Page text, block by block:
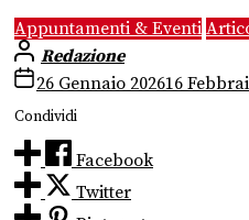
Appuntamenti & Eventi
Redazione
26 Gennaio 202616
Condividi
Facebook
Twitter